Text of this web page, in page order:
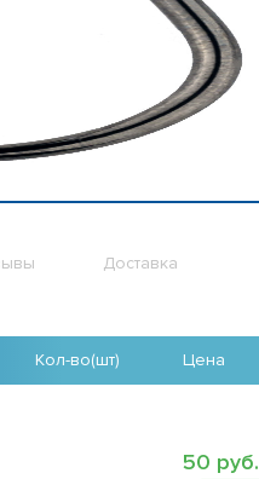
Доставка
Кол-во(шт) Цена
50 руб.